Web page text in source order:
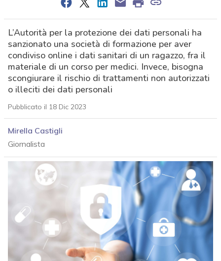
L’Autorità per la protezione dei dati personali ha
sanzionato una società di formazione per aver
condiviso online i dati sanitari di un ragazzo, fra il
materiale di un corso per medici. Invece, bisogna
scongiurare il rischio di trattamenti non autorizzati
o illeciti dei dati personali
Pubblicato il 18 Dic 2023
Mirella Castigli
Giornalista